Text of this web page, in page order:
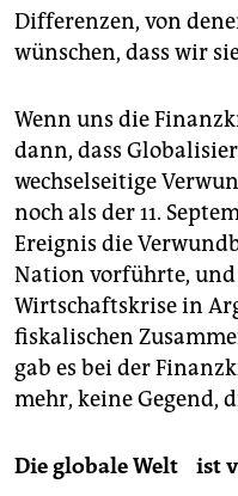
Differenzen, von
wünschen, dass wir
Wenn uns die
dann, dass
wechselseitige
noch als der 11.
Ereignis die
Nation vorführte, und
Wirtschaftskrise in
fiskalischen
gab es bei der
mehr, keine Gegend,
Die globale Welt ist